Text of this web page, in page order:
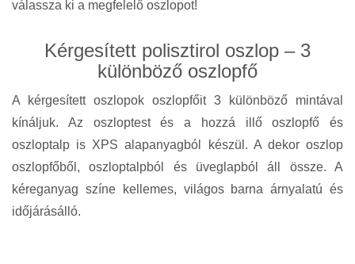
válassza ki a megfelelő oszlopot!
Kérgesített polisztirol oszlop – 3
különböző oszlopfő
A kérgesített oszlopok oszlopfőit 3 különböző mintával
kínáljuk. Az oszloptest és a hozzá illő oszlopfő és
oszloptalp is XPS alapanyagból készül. A dekor oszlop
oszlopfőből, oszloptalpból és üveglapból áll össze. A
kéreganyag színe kellemes, világos barna árnyalatú és
időjárásálló.